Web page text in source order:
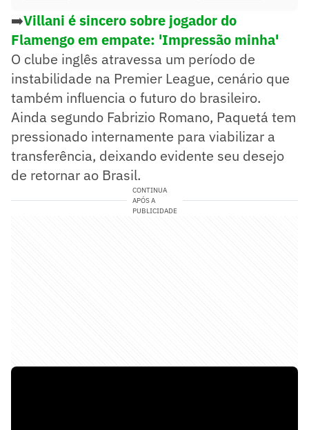
➡️Villani é sincero sobre jogador do
Flamengo em empate: 'Impressão minha'
O clube inglês atravessa um período de
instabilidade na Premier League, cenário que
também influencia o futuro do brasileiro.
Ainda segundo Fabrizio Romano, Paquetá tem
pressionado internamente para viabilizar a
transferência, deixando evidente seu desejo
de retornar ao Brasil.
CONTINUA
APÓS A
PUBLICIDADE